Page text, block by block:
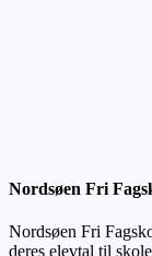
Nordsøen Fri
Nordsøen Fri
deres elevtal til